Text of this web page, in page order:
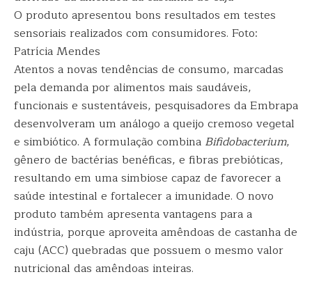
O produto apresentou bons resultados em testes
sensoriais realizados com consumidores. Foto:
Patrícia Mendes
Atentos a novas tendências de consumo, marcadas
pela demanda por alimentos mais saudáveis,
funcionais e sustentáveis, pesquisadores da Embrapa
desenvolveram um análogo a queijo cremoso vegetal
e simbiótico. A formulação combina Bifidobacterium,
gênero de bactérias benéficas, e fibras prebióticas,
resultando em uma simbiose capaz de favorecer a
saúde intestinal e fortalecer a imunidade. O novo
produto também apresenta vantagens para a
indústria, porque aproveita amêndoas de castanha de
caju (ACC) quebradas que possuem o mesmo valor
nutricional das amêndoas inteiras.